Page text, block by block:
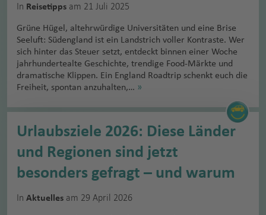
In Reisetipps am 21 Juli 2025
Grüne Hügel, altehrwürdige Universitäten und eine Brise
Seeluft: Südengland ist ein Landstrich voller Kontraste. Wer
sich hinter das Steuer setzt, entdeckt binnen einer Woche
jahrhundertealte Geschichte, trendige Food-Märkte und
dramatische Klippen. Ein England Roadtrip schenkt euch die
Freiheit, spontan anzuhalten,… »
Urlaubsziele 2026: Diese Länder
und Regionen sind jetzt
besonders gefragt – und warum
In Aktuelles am 29 April 2026